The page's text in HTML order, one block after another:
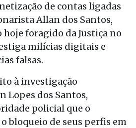
de contas ligadas
Allan dos Santos,
hoje foragido da Justiça no
milícias digitais e
falsas.
à investigação
Lopes dos Santos,
policial que o
bloqueio de seus perfis em